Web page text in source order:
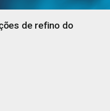
de refino do